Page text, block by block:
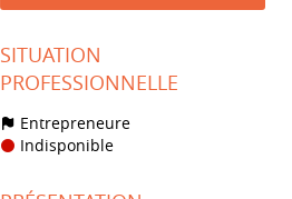
SITUATION
PROFESSIONNELLE
Entrepreneure
Indisponible